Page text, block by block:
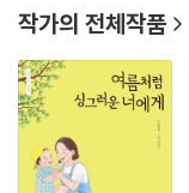
작가의 전체작품